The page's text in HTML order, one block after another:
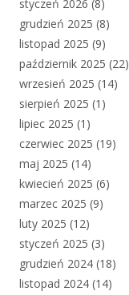
styczeń 2026 (8)
grudzień 2025 (8)
listopad 2025 (9)
październik 2025 (22)
wrzesień 2025 (14)
sierpień 2025 (1)
lipiec 2025 (1)
czerwiec 2025 (19)
maj 2025 (14)
kwiecień 2025 (6)
marzec 2025 (9)
luty 2025 (12)
styczeń 2025 (3)
grudzień 2024 (18)
listopad 2024 (14)